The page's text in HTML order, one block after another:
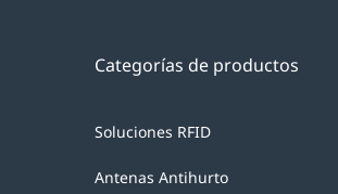
Categorías de productos
Soluciones RFID
Antenas Antihurto